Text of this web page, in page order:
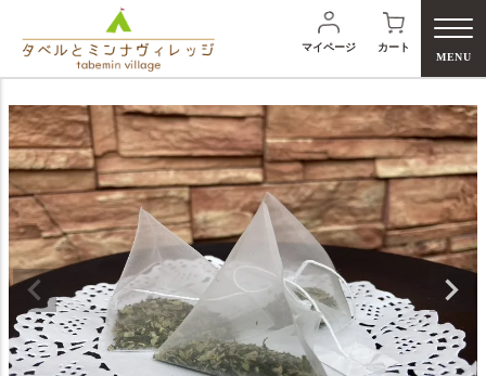
マイページ
カート
MENU
検